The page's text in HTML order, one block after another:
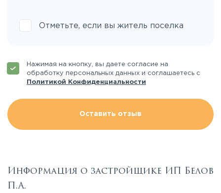
Отметьте, если вы житель поселка
Нажимая на кнопку, вы даете согласие на
обработку персональных данных и соглашаетесь с
Политикой Конфиденциальности
Оставить отзыв
Информация о застройщике ИП Белов
П.А.